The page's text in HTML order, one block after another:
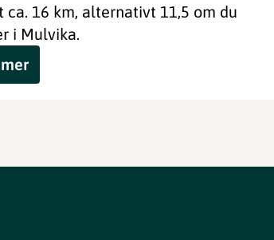
ca. 16 km, alternativt 11,5 om du
i Mulvika.